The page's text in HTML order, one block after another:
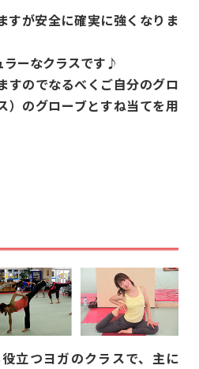
すが安全に確実に強くなりま
ラーなクラスです♪
すのでなるべくご自分のグロ
）のグローブとすね当てを用
立つヨガのクラスで、主に